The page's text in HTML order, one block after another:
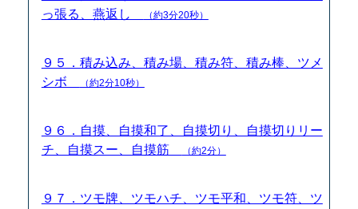
っ張る、燕返し
（約3分20秒）
９５．積み込み、積み場、積み符、積み棒、ツメ
シボ
（約2分10秒）
９６．自摸、自摸和了、自摸切り、自摸切りリー
チ、自摸スー、自摸筋
（約2分）
９７．ツモ牌、ツモハチ、ツモ平和、ツモ符、ツ